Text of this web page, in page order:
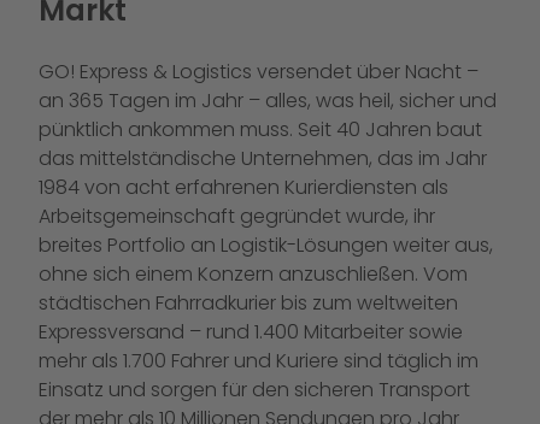
Markt
GO! Express & Logistics versendet über Nacht –
an 365 Tagen im Jahr – alles, was heil, sicher und
pünktlich ankommen muss. Seit 40 Jahren baut
das mittelständische Unternehmen, das im Jahr
1984 von acht erfahrenen Kurierdiensten als
Arbeitsgemeinschaft gegründet wurde, ihr
breites Portfolio an Logistik-Lösungen weiter aus,
ohne sich einem Konzern anzuschließen. Vom
städtischen Fahrradkurier bis zum weltweiten
Expressversand – rund 1.400 Mitarbeiter sowie
mehr als 1.700 Fahrer und Kuriere sind täglich im
Einsatz und sorgen für den sicheren Transport
der mehr als 10 Millionen Sendungen pro Jahr